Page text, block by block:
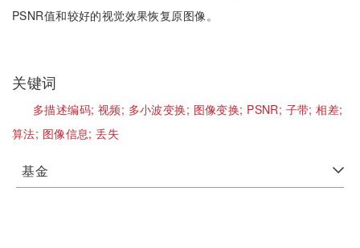
PSNR值和较好的视觉效果恢复原图像。
关键词
多描述编码; 视频; 多小波变换; 图像变换; PSNR; 子带;相差;
算法; 图像信息;丢失
基金